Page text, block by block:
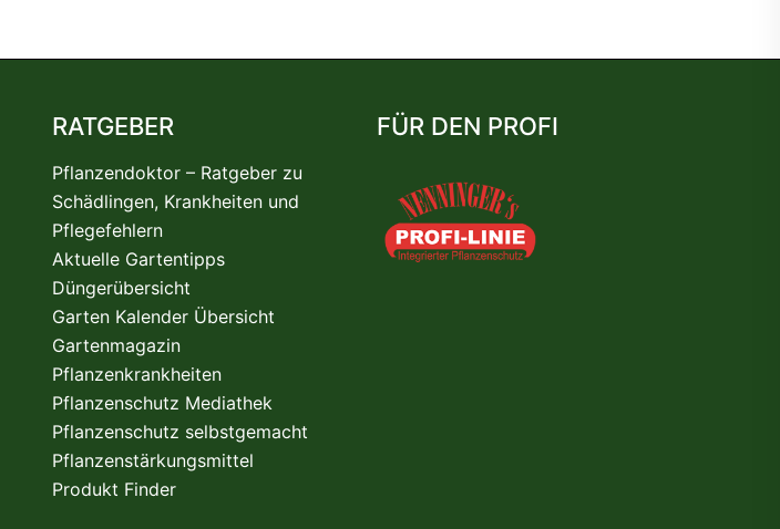
RATGEBER
Pflanzendoktor – Ratgeber zu
Schädlingen, Krankheiten und
Pflegefehlern
Aktuelle Gartentipps
Düngerübersicht
Garten Kalender Übersicht
Gartenmagazin
Pflanzenkrankheiten
Pflanzenschutz Mediathek
Pflanzenschutz selbstgemacht
Pflanzenstärkungsmittel
Produkt Finder
FÜR DEN PROFI